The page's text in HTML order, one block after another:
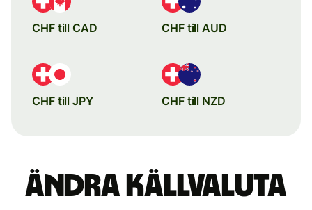
CHF till CAD CHF till AUD
CHF till JPY CHF till NZD
Ändra källvaluta